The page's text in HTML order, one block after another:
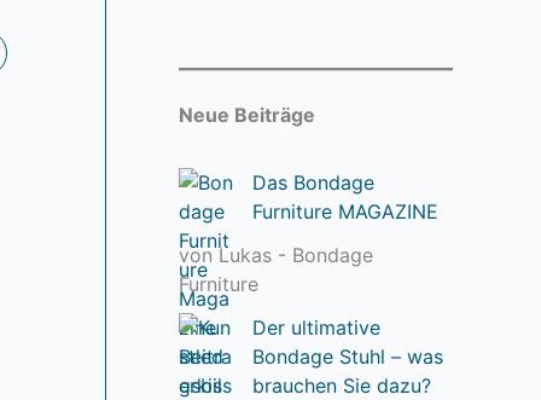
Neue Beiträge
Das Bondage
Furniture MAGAZINE
von Lukas - Bondage
Furniture
Der ultimative
Bondage Stuhl – was
brauchen Sie dazu?